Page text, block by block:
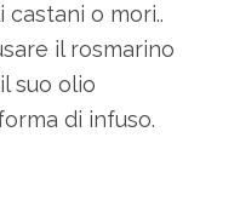
castani o mori..
il rosmarino
suo olio
di infuso.